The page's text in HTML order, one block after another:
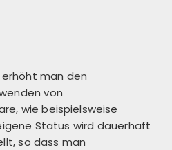
man den
von
wie beispielsweise
Status wird dauerhaft
so dass man